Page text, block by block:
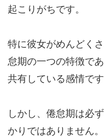
起こりがちです。
特に彼女がめんどく
怠期の一つの特徴で
共有している感情です
しかし、倦怠期は必
かりではありません。